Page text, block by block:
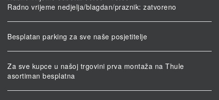
Radno vrijeme nedjelja/blagdan/praznik: zatvoreno
Besplatan parking za sve naše posjetitelje
Za sve kupce u našoj trgovini prva montaža na Thule
asortiman besplatna